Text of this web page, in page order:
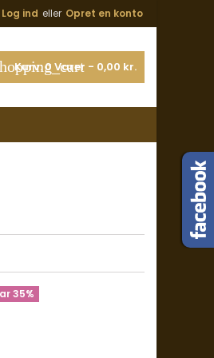
Log ind eller Opret en konto
Kurv:0 Varer - 0,00 kr.
35%